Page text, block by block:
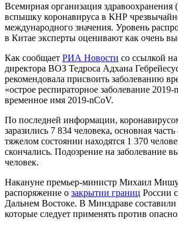
Всемирная организация
вспышку коронавируса в КНР
международного значения. Уровень
в Китае эксперты оценивают как очень
Как сообщает РИА Новости со ссылкой
директора ВОЗ Тедроса Адхана
рекомендовала присвоить заболеванию
«острое респираторное заболевание
временное имя 2019-nCoV.
По последней информации,
заразились 7 834 человека, основная
тяжелом состоянии находятся 1 370
скончались. Подозрение на заболевание
человек.
Накануне премьер-министр Михаил
распоряжение о закрытии границ России
Дальнем Востоке. В Минздраве составили
которые следует применять против